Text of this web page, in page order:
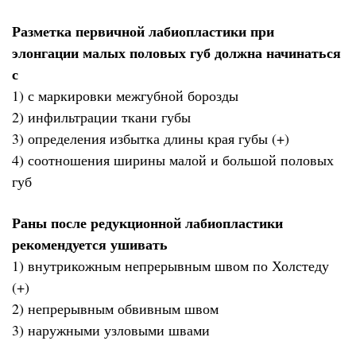
Разметка первичной лабиопластики при
элонгации малых половых губ должна начинаться
с
1) с маркировки межгубной борозды
2) инфильтрации ткани губы
3) определения избытка длины края губы (+)
4) соотношения ширины малой и большой половых
губ
Раны после редукционной лабиопластики
рекомендуется ушивать
1) внутрикожным непрерывным швом по Холстеду
(+)
2) непрерывным обвивным швом
3) наружными узловыми швами